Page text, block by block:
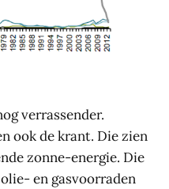
verrassender.
ook de krant. Die zien
zonne-energie. Die
en gasvoorraden